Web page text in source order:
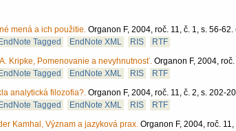
mená a ich použitie. Organon F, 2004, roč. 11, č. 1, s. 56-62.
EndNote Tagged EndNote XML RIS
RTF
Kripke, Pomenovanie a nevyhnutnosť. Organon F, 2004,
EndNote Tagged EndNote XML RIS
RTF
analytická filozofia?. Organon F, 2004, roč. 11, č. 2, s. 202-
EndNote Tagged EndNote XML RIS
RTF
Kamhal, Význam a jazyková prax. Organon F, 2004, roč.